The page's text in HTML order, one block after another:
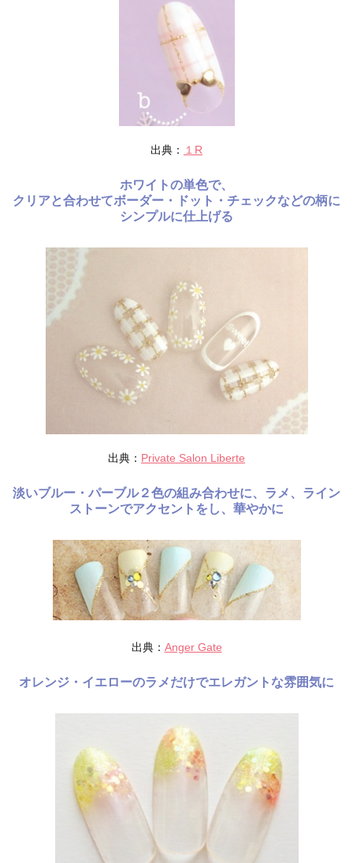
出典： １R
ホワイトの単色で、
クリアと合わせてボーダー・ドット・チェックなどの柄に
シンプルに仕上げる
出典： Private Salon Liberte
淡いブルー・パーブル２色の組み合わせに、ラメ、ライン
ストーンでアクセントをし、華やかに
出典： Anger Gate
オレンジ・イエローのラメだけでエレガントな雰囲気に